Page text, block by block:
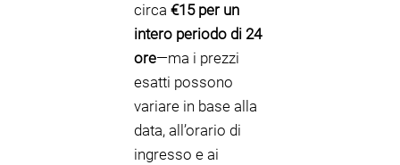
circa €15 per un
intero periodo di 24
ore—ma i prezzi
esatti possono
variare in base alla
data, all’orario di
ingresso e ai